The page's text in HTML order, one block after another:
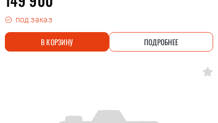
под заказ
В КОРЗИНУ ПОДРОБНЕЕ